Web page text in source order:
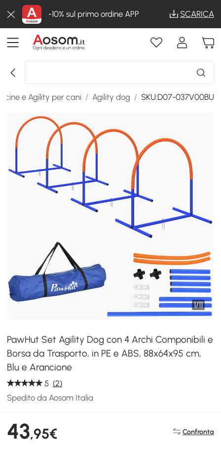
-10% sul primo ordine APP SCARICA
e Agility per cani / Agility dog / SKU:D07-037V00BU
1/11
PawHut Set Agility Dog con 4 Archi Componibili e
Borsa da Trasporto, in PE e ABS, 88x64x95 cm,
Blu e Arancione
5 (2)
Spedito da Aosom Italia
43,95€ Confronta